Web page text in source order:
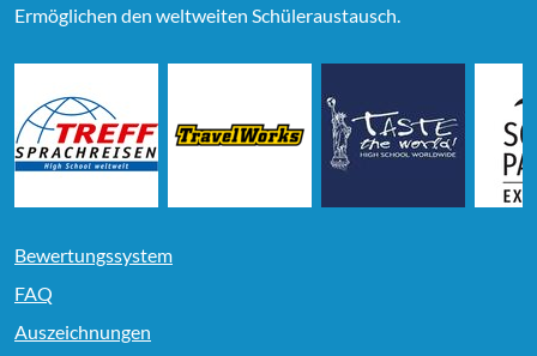
Ermöglichen den weltweiten Schüleraustausch.
Bewertungssystem
FAQ
Auszeichnungen